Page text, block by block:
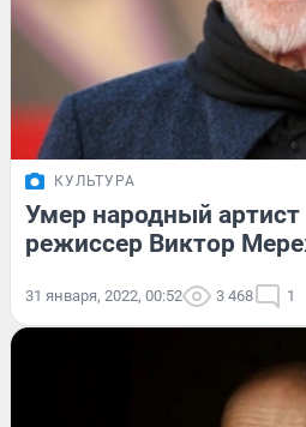
КУЛЬТУРА
Умер народный артист
режиссер Виктор
31 января, 2022, 00:52 3 468 1